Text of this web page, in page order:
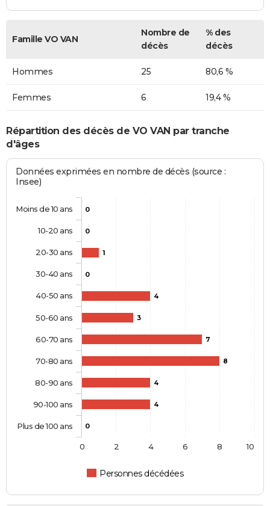
Famille VO VAN
Nombre de
décès
% des
décès
Hommes 25 80,6 %
Femmes 6 19,4 %
Répartition des décès de VO VAN par tranche
d'âges
Données exprimées en nombre de décès (source :
Insee)
0
0
1
0
4
3
7
8
4
4
0
Personnes décédées
Moins de 10 ans
10-20 ans
20-30 ans
30-40 ans
40-50 ans
50-60 ans
60-70 ans
70-80 ans
80-90 ans
90-100 ans
Plus de 100 ans
0 2 4 6 8 10